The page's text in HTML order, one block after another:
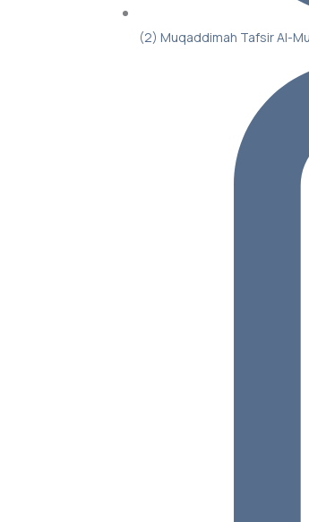
(2) Muqaddimah Tafsir Al-